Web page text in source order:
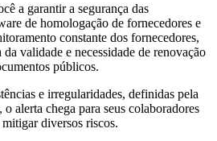
a garantir a segurança das
de homologação de fornecedores e
constante dos fornecedores,
validade e necessidade de renovação
públicos.
e irregularidades, definidas pela
alerta chega para seus colaboradores
diversos riscos.